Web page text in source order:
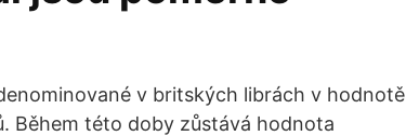
v britských librách v hodnotě
Během této doby zůstává hodnota